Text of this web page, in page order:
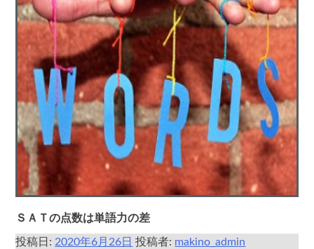
ＳＡＴの点数は単語力の差
投稿日:2020年6月26日 投稿者: makino_admin